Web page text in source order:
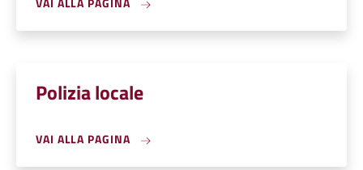
Polizia locale
VAI ALLA PAGINA